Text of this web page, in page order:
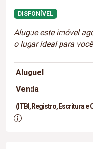
DISPONÍVEL
Alugue este imóvel
o lugar ideal para
Aluguel
Venda
(ITBI, Registro, Escritura e